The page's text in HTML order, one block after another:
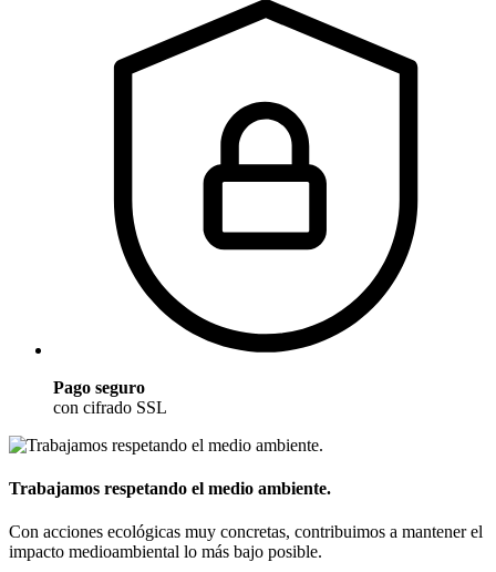
Pago seguro
con cifrado SSL
Trabajamos respetando el medio ambiente.
Con acciones ecológicas muy concretas, contribuimos a mantener el
impacto medioambiental lo más bajo posible.